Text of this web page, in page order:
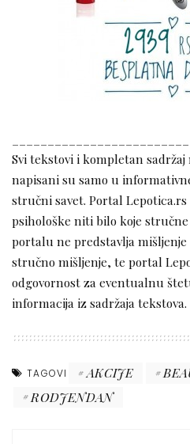
Svi tekstovi i kompletan
napisani su samo u
stručni savet. Portal
psihološke niti bilo koje stručne
portalu ne predstavlja
stručno mišljenje, te portal
odgovornost za eventualnu
informacija iz sadržaja tekstova.
TAGOVI AKCIJE
RODJENDAN